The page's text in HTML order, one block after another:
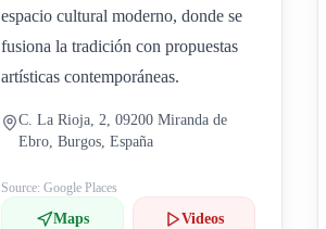
espacio cultural moderno, donde se
fusiona la tradición con propuestas
artísticas contemporáneas.
C. La Rioja, 2, 09200 Miranda de
Ebro, Burgos, España
Source: Google Places
Maps Videos